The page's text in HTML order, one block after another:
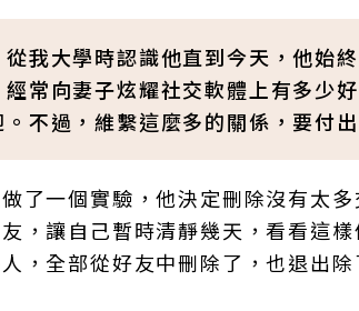
我大學時認識他直到今天，他始
常向妻子炫耀社交軟體上有多少
不過，維繫這麼多的關係，要付
了一個實驗，他決定刪除沒有太
，讓自己暫時清靜幾天，看看這
，全部從好友中刪除了，也退出